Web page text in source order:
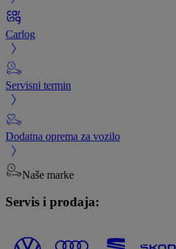
Carlog
Servisni termin
Dodatna oprema za vozilo
Naše marke
Servis i prodaja: